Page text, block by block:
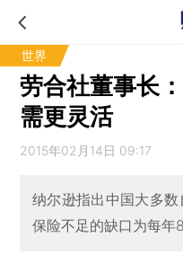
世界
劳合社董事长
需更灵活
2015年02月14日 09:17
纳尔逊指出中国大多
保险不足的缺口为每年